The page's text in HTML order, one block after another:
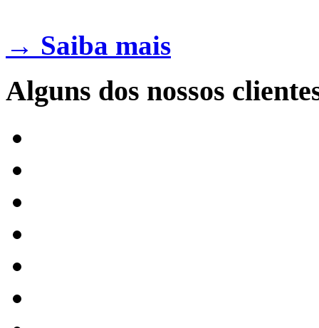
→ Saiba mais
Alguns dos nossos